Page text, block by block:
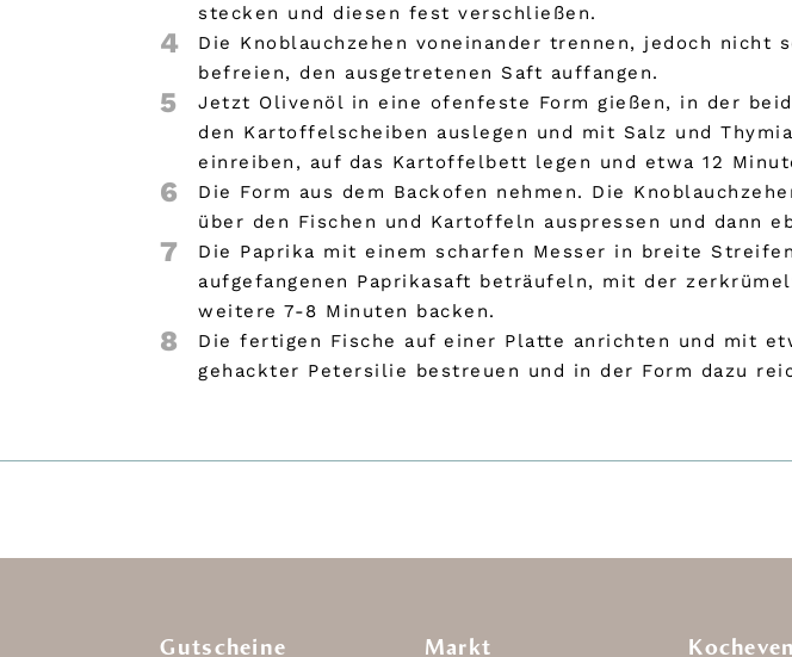
stecken und diesen fest verschließen.
4
Die Knoblauchzehen voneinander trennen, jedoch nicht
befreien, den ausgetretenen Saft auffangen.
5
Jetzt Olivenöl in eine ofenfeste Form gießen, in der
den Kartoffelscheiben auslegen und mit Salz und
einreiben, auf das Kartoffelbett legen und etwa 12
6
Die Form aus dem Backofen nehmen. Die
über den Fischen und Kartoffeln auspressen und dann
7
Die Paprika mit einem scharfen Messer in breite
aufgefangenen Paprikasaft beträufeln, mit der
weitere 7-8 Minuten backen.
8
Die fertigen Fische auf einer Platte anrichten und mit
gehackter Petersilie bestreuen und in der Form dazu
Gutscheine
Markt